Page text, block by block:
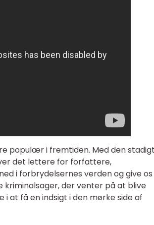
populær i fremtiden. Med den stadigt
det lettere for forfattere,
i forbrydelsernes verden og give
der venter på at blive
at få en indsigt i den mørke side af